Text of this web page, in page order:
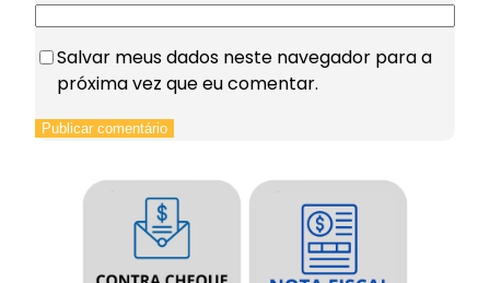
Salvar meus dados neste navegador para a
próxima vez que eu comentar.